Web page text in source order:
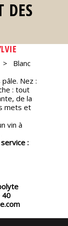
DES
Blanc
Nez :
: tout
de la
mets et
vin à
:
40